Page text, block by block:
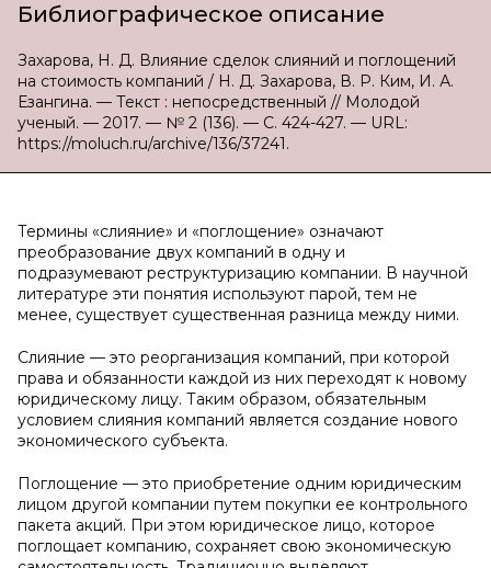
Библиографическое описание
Захарова, Н. Д. Влияние сделок слияний и поглощений
на стоимость компаний / Н. Д. Захарова, В. Р. Ким, И. А.
Езангина. — Текст : непосредственный // Молодой
ученый. — 2017. — № 2 (136). — С. 424-427. — URL:
https://moluch.ru/archive/136/37241.
Термины «слияние» и «поглощение» означают
преобразование двух компаний в одну и
подразумевают реструктуризацию компании. В научной
литературе эти понятия используют парой, тем не
менее, существует существенная разница между ними.
Слияние — это реорганизация компаний, при которой
права и обязанности каждой из них переходят к новому
юридическому лицу. Таким образом, обязательным
условием слияния компаний является создание нового
экономического субъекта.
Поглощение — это приобретение одним юридическим
лицом другой компании путем покупки ее контрольного
пакета акций. При этом юридическое лицо, которое
поглощает компанию, сохраняет свою экономическую